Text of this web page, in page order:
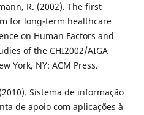
R. (2002). The first
for long-term healthcare
on Human Factors and
of the CHI2002/AIGA
York, NY: ACM Press.
Sistema de informação
de apoio com aplicações à